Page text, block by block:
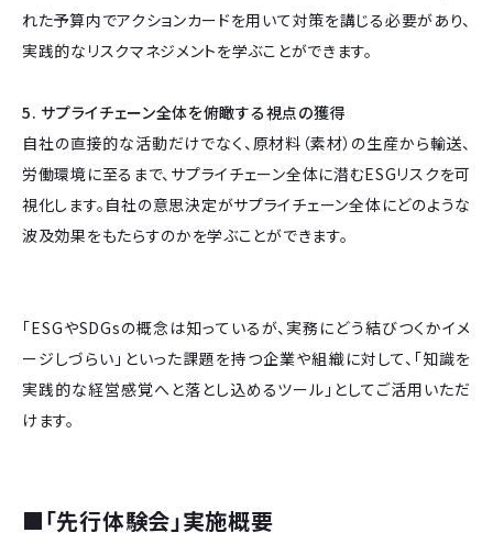
れた予算内でアクションカードを用いて対策を講じる必要があり、
実践的なリスクマネジメントを学ぶことができます。
5. サプライチェーン全体を俯瞰する視点の獲得
自社の直接的な活動だけでなく、原材料（素材）の生産から輸送、
労働環境に至るまで、サプライチェーン全体に潜むESGリスクを可
視化します。自社の意思決定がサプライチェーン全体にどのような
波及効果をもたらすのかを学ぶことができます。
「ESGやSDGsの概念は知っているが、実務にどう結びつくかイメ
ージしづらい」といった課題を持つ企業や組織に対して、「知識を
実践的な経営感覚へと落とし込めるツール」としてご活用いただ
けます。
■「先行体験会」実施概要